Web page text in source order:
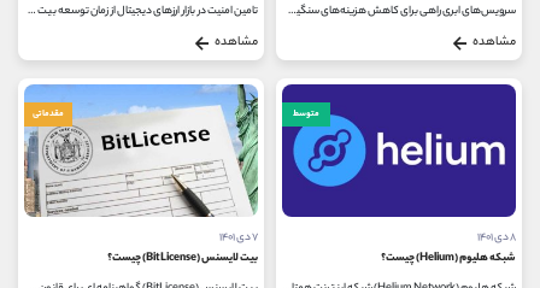
سرویس‌های ابری راهی برای کاهش هزینه‌های سنگین ذخیره سازی فایل‌ها در سخت افزارها و همچنین، به روز رسانی مداوم، ایجاد...
مشاهده
تامین امنیت در بازار ارزهای دیجیتال از زمان توسعه بیت کوین یک موضوع اساسی و مهم بوده است. با وجود این که، هک کردن بیت کوین دشوار...
مشاهده
متوسط
۸ دی ۱۴۰۱
شبکه هلیوم (Helium) چیست؟
مقدماتی
۷ دی ۱۴۰۱
بیت لایسنس (BitLicense) چیست؟